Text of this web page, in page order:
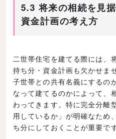
5.3 将来の相続を見
資金計画の考え方
二世帯住宅を建てる際には、
持ち分・資金計画も欠かせま
子世帯との共有名義にするの
なって建てるのかによって、
わってきます。特に完全分離
用しているか」が明確なため
ち分にしておくことが重要です